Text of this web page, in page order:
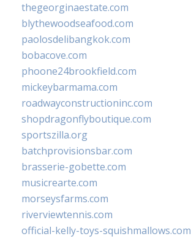
thegeorginaestate.com
blythewoodseafood.com
paolosdelibangkok.com
bobacove.com
phoone24brookfield.com
mickeybarmama.com
roadwayconstructioninc.com
shopdragonflyboutique.com
sportszilla.org
batchprovisionsbar.com
brasserie-gobette.com
musicrearte.com
morseysfarms.com
riverviewtennis.com
official-kelly-toys-squishmallows.com